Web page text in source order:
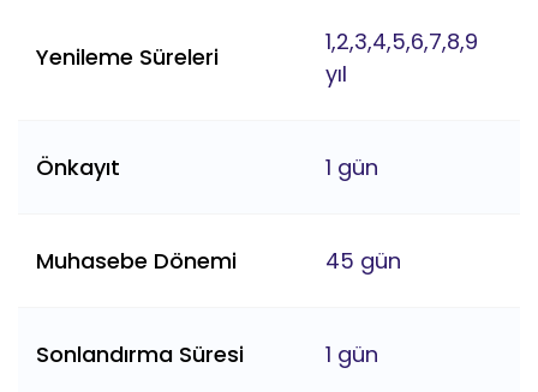
Yenileme Süreleri
1,2,3,4,5,6,7,8,9
yıl
Önkayıt 1 gün
Muhasebe Dönemi 45 gün
Sonlandırma Süresi 1 gün